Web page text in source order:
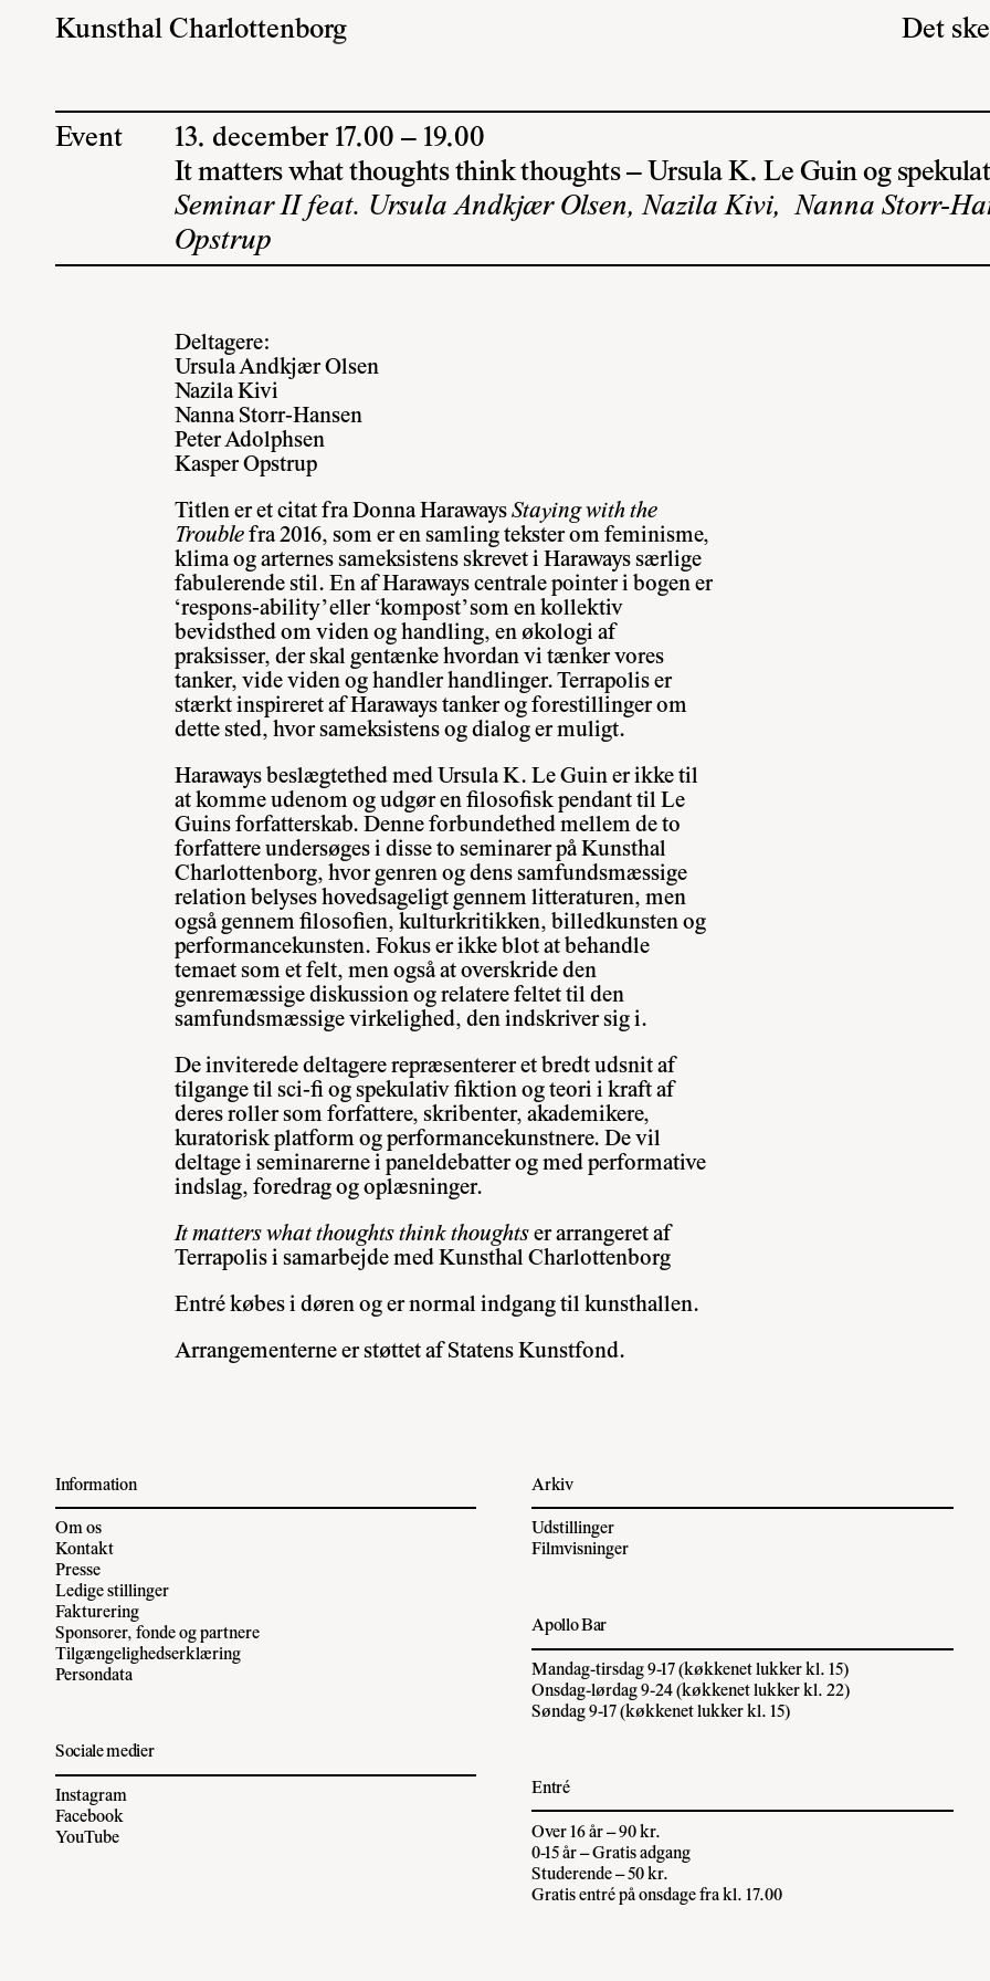
Kunsthal Charlottenborg Det
Event
13. december 17.00 – 19.00
It matters what thoughts think thoughts – Ursula K. Le Guin og
Seminar II feat. Ursula Andkjær Olsen, Nazila Kivi, Nanna Storr-
Opstrup
Deltagere:
Ursula Andkjær Olsen
Nazila Kivi
Nanna Storr-Hansen
Peter Adolphsen
Kasper Opstrup
Titlen er et citat fra Donna HarawaysStaying with the
Troublefra 2016, som er en samling tekster om feminisme,
klima og arternes sameksistens skrevet i Haraways særlige
fabulerende stil. En af Haraways centrale pointer i bogen er
‘respons-ability’ eller ‘kompost’ som en kollektiv
bevidsthed om viden og handling, en økologi af
praksisser, der skal gentænke hvordan vi tænker vores
tanker, vide viden og handler handlinger. Terrapolis er
stærkt inspireret af Haraways tanker og forestillinger om
dette sted, hvor sameksistens og dialog er muligt.
Haraways beslægtethed med Ursula K. Le Guin er ikke til
at komme udenom og udgør en filosofisk pendant til Le
Guins forfatterskab. Denne forbundethed mellem de to
forfattere undersøges i disse to seminarer på Kunsthal
Charlottenborg, hvor genren og dens samfundsmæssige
relation belyses hovedsageligt gennem litteraturen, men
også gennem filosofien, kulturkritikken, billedkunsten og
performancekunsten. Fokus er ikke blot at behandle
temaet som et felt, men også at overskride den
genremæssige diskussion og relatere feltet til den
samfundsmæssige virkelighed, den indskriver sig i.
De inviterede deltagere repræsenterer et bredt udsnit af
tilgange til sci-fi og spekulativ fiktion og teori i kraft af
deres roller som forfattere, skribenter, akademikere,
kuratorisk platform og performancekunstnere. De vil
deltage i seminarerne i paneldebatter og med performative
indslag, foredrag og oplæsninger.
It matters what thoughts think thoughtser arrangeret af
Terrapolis i samarbejde med Kunsthal Charlottenborg
Entré købes i døren og er normal indgang til kunsthallen.
Arrangementerne er støttet af Statens Kunstfond.
Information
Om os
Kontakt
Presse
Ledige stillinger
Fakturering
Sponsorer, fonde og partnere
Tilgængelighedserklæring
Persondata
Sociale medier
Instagram
Facebook
YouTube
Arkiv
Udstillinger
Filmvisninger
Apollo Bar
Mandag-tirsdag 9-17 (køkkenet lukker kl. 15)
Onsdag-lørdag 9-24 (køkkenet lukker kl. 22)
Søndag 9-17 (køkkenet lukker kl. 15)
Entré
Over 16 år – 90 kr.
0-15 år – Gratis adgang
Studerende – 50 kr.
Gratis entré på onsdage fra kl. 17.00